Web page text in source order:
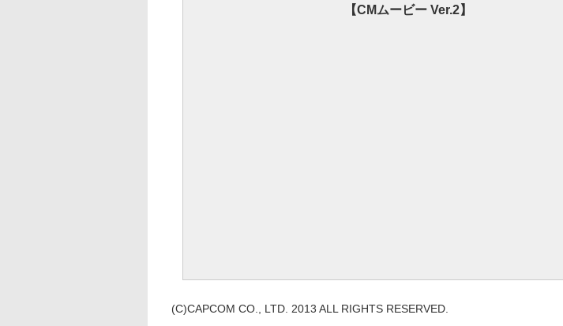
【CMムービー Ver.2】
(C)CAPCOM CO., LTD. 2013 ALL RIGHTS RESERVED.